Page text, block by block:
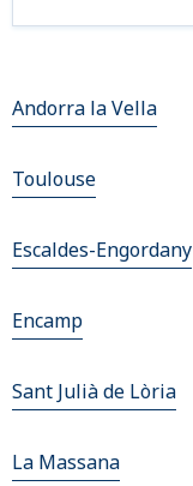
Andorra la Vella
Toulouse
Escaldes-Engordany
Encamp
Sant Julià de Lòria
La Massana